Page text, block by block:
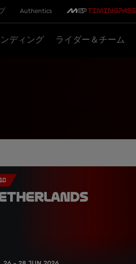
Authentics
ディング ライダー＆チーム